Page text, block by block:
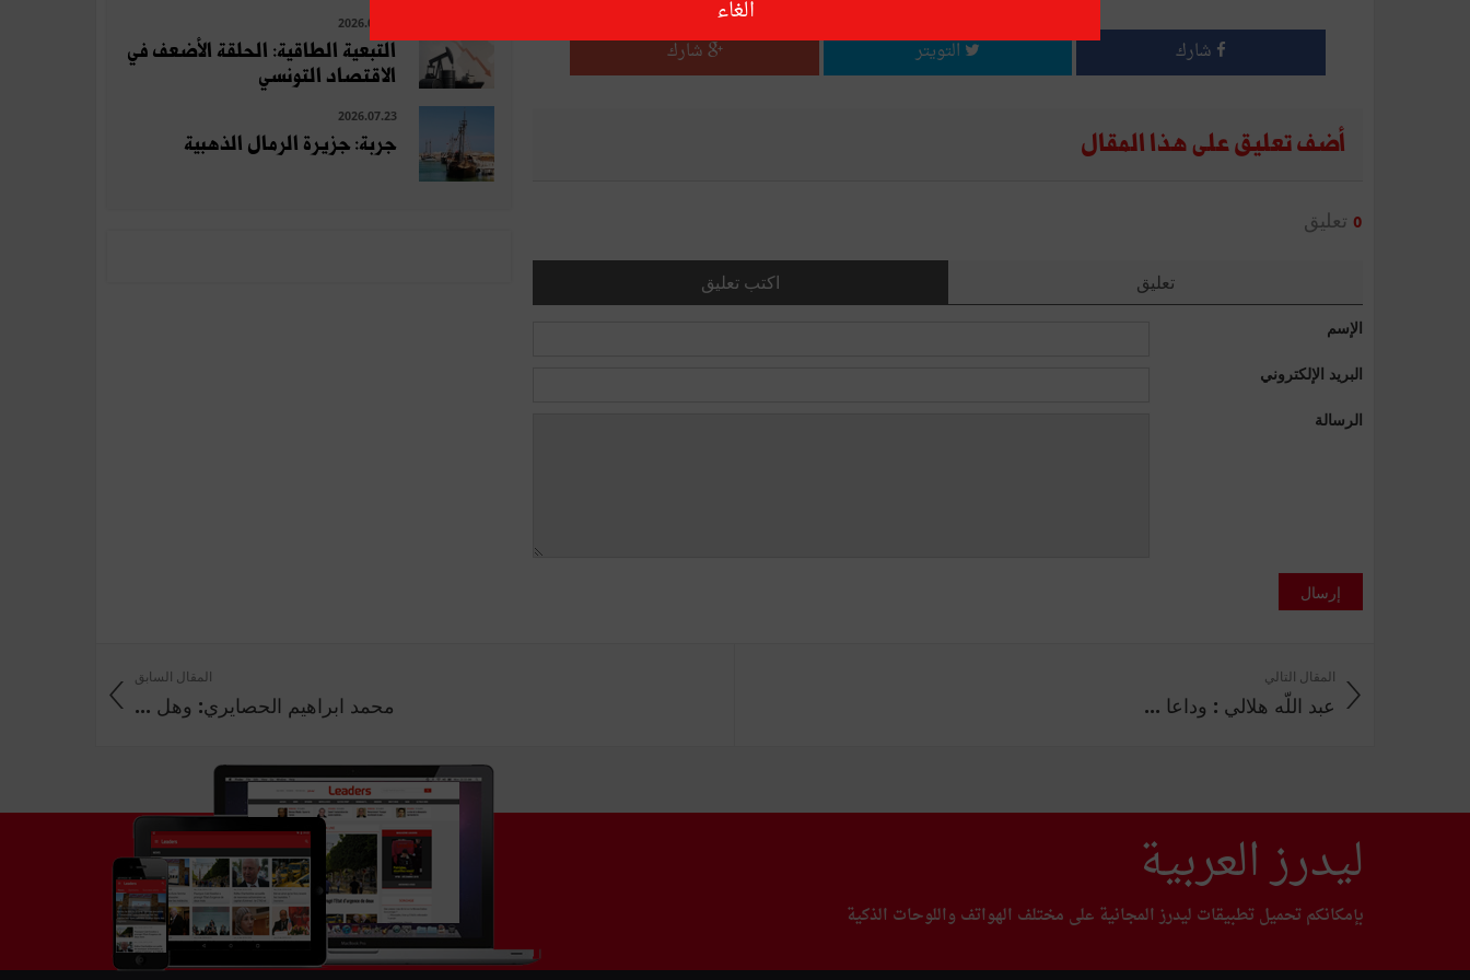
شارك التويتر شارك
أضف تعليق على هذا المقال
0 تعليق
اكتب تعليق تعليق
الإسم
البريد الإلكتروني
الرسالة
إرسال
2026.07.10
التبعية الطاقية: الحلقة الأضعف في
الاقتصاد التونسي
2026.07.23
جربة: جزيرة الرمال الذهبية
المقال السابق
محمد ابراهيم الحصايري: وهل ...
المقال التالي
عبد اللّه هلالي : وداعا ...
ليدرز العربية
بإمكانكم تحميل تطبيقات ليدرز المجانية على مختلف الهواتف واللوحات الذكية
الغاء